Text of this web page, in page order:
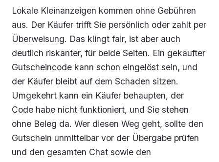
Lokale Kleinanzeigen kommen ohne Gebühren
aus. Der Käufer trifft Sie persönlich oder zahlt per
Überweisung. Das klingt fair, ist aber auch
deutlich riskanter, für beide Seiten. Ein gekaufter
Gutscheincode kann schon eingelöst sein, und
der Käufer bleibt auf dem Schaden sitzen.
Umgekehrt kann ein Käufer behaupten, der
Code habe nicht funktioniert, und Sie stehen
ohne Beleg da. Wer diesen Weg geht, sollte den
Gutschein unmittelbar vor der Übergabe prüfen
und den gesamten Chat sowie den